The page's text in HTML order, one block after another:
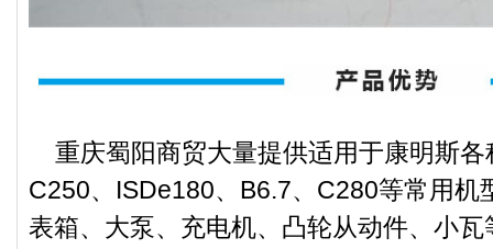
重庆蜀阳商贸大量提供适用于康明斯各
C250、ISDe180、B6.7、C280等常用机
表箱、大泵、充电机、凸轮从动件、小